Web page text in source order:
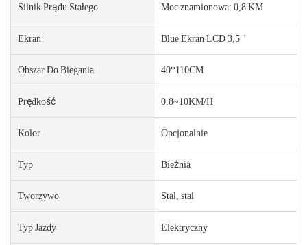
Silnik Prądu Stałego Moc znamionowa: 0,8 KM
Ekran Blue Ekran LCD 3,5 "
Obszar Do Biegania 40*110CM
Prędkość 0.8~10KM/H
Kolor Opcjonalnie
Typ Bieżnia
Tworzywo Stal, stal
Typ Jazdy Elektryczny